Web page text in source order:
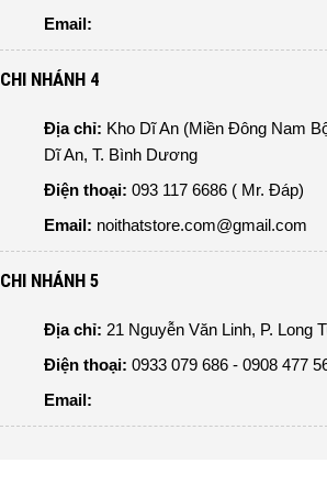
Email:
CHI NHÁNH 4
Địa chỉ: Kho Dĩ An (Miền Đông Nam
Dĩ An, T. Bình Dương
Điện thoại: 093 117 6686 ( Mr. Đáp)
Email: noithatstore.com@gmail.com
CHI NHÁNH 5
Địa chỉ: 21 Nguyễn Văn Linh, P. Long
Điện thoại: 0933 079 686 - 0908 477
Email: